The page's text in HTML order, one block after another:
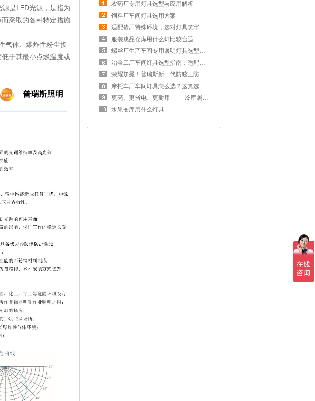
是LED光源，是指为
采取的各种特定措施
气体、爆炸性粉尘接
于其最小点燃温度或
农药厂专用灯具选型与应用解析
饲料厂车间灯具选用方案
适配砖厂特殊环境，选对灯具筑牢生产安全线
服装成品仓库用什么灯比较合适
螺丝厂生产车间专用照明灯具选型方案
冶金工厂车间灯具选型指南：适配恶劣工况，筑牢安全照明防线
荣耀加冕！普瑞斯新一代防眩三防灯BC-L斩获2026阿拉丁神灯奖
摩托车厂车间灯具怎么选？这篇选型指南，帮你避坑又节能
更亮、更省电、更耐用 —— 冷库照明优选
水果仓库用什么灯具